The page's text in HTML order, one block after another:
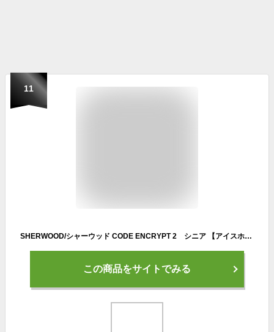
11
SHERWOOD/シャーウッド CODE ENCRYPT 2 シニア 【アイスホッケーグローブ】2024-2025
この商品をサイトでみる